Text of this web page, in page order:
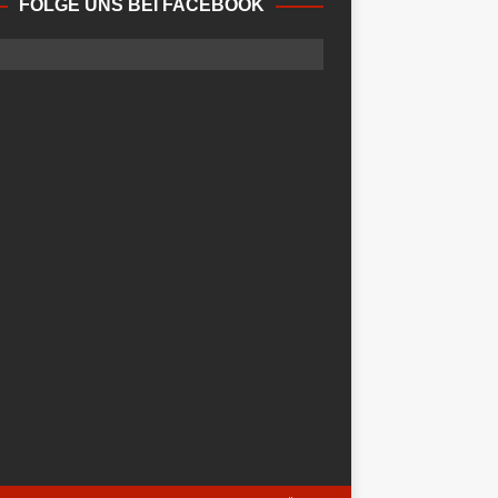
FOLGE UNS BEI FACEBOOK